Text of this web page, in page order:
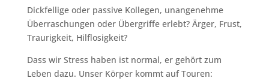
Dickfellige oder passive Kollegen, unangenehme
Überraschungen oder Übergriffe erlebt? Ärger, Frust,
Traurigkeit, Hilflosigkeit?
Dass wir Stress haben ist normal, er gehört zum
Leben dazu. Unser Körper kommt auf Touren: